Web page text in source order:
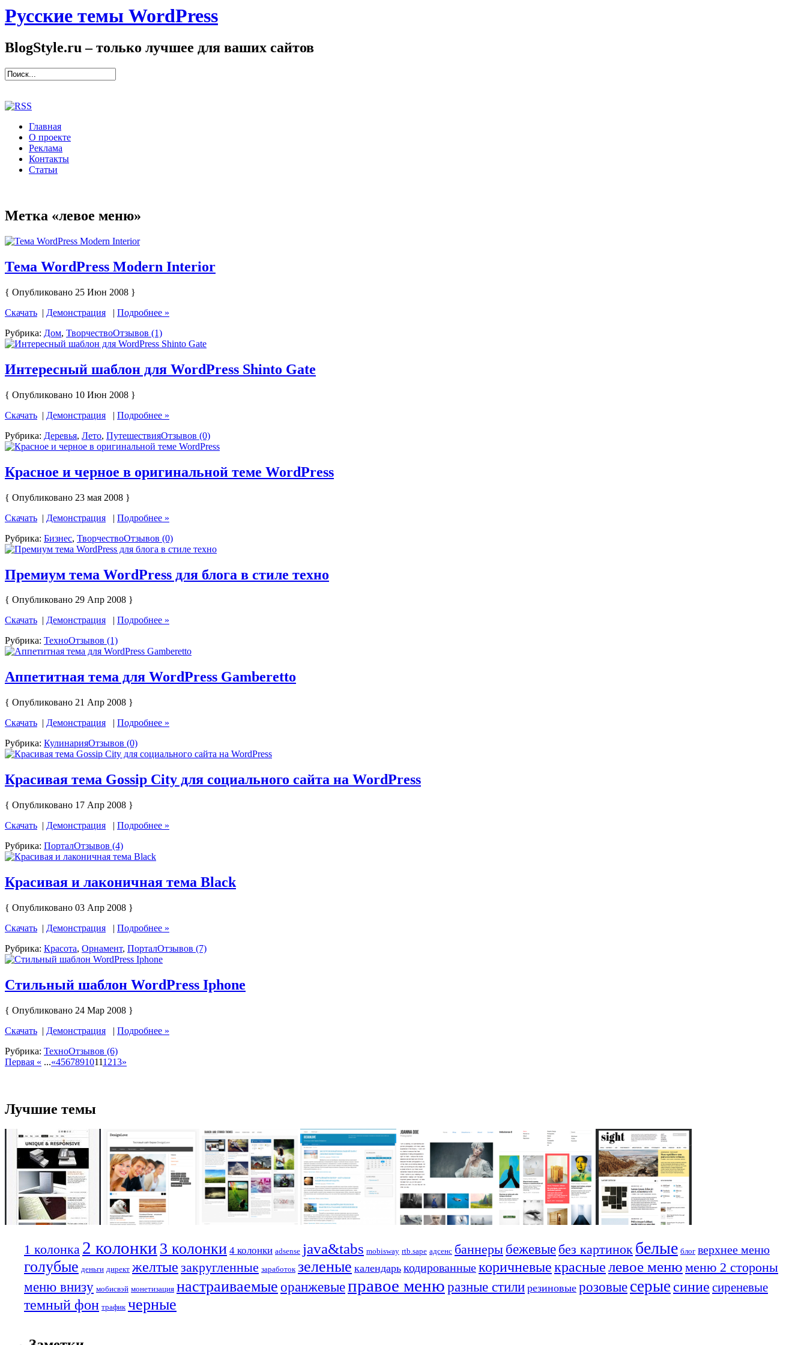
Русские темы WordPress
BlogStyle.ru – только лучшее для ваших сайтов
Главная
О проекте
Реклама
Контакты
Статьи
Метка «левое меню»
Тема WordPress Modern Interior
{ Опубликовано 25 Июн 2008 }
Скачать | Демонстрация | Подробнее »
Рубрика: Дом, ТворчествоОтзывов (1)
Интересный шаблон для WordPress Shinto Gate
{ Опубликовано 10 Июн 2008 }
Скачать | Демонстрация | Подробнее »
Рубрика: Деревья, Лето, ПутешествияОтзывов (0)
Красное и черное в оригинальной теме WordPress
{ Опубликовано 23 мая 2008 }
Скачать | Демонстрация | Подробнее »
Рубрика: Бизнес, ТворчествоОтзывов (0)
Премиум тема WordPress для блога в стиле техно
{ Опубликовано 29 Апр 2008 }
Скачать | Демонстрация | Подробнее »
Рубрика: ТехноОтзывов (1)
Аппетитная тема для WordPress Gamberetto
{ Опубликовано 21 Апр 2008 }
Скачать | Демонстрация | Подробнее »
Рубрика: КулинарияОтзывов (0)
Красивая тема Gossip City для социального сайта на WordPress
{ Опубликовано 17 Апр 2008 }
Скачать | Демонстрация | Подробнее »
Рубрика: ПорталОтзывов (4)
Красивая и лаконичная тема Black
{ Опубликовано 03 Апр 2008 }
Скачать | Демонстрация | Подробнее »
Рубрика: Красота, Орнамент, ПорталОтзывов (7)
Стильный шаблон WordPress Iphone
{ Опубликовано 24 Мар 2008 }
Скачать | Демонстрация | Подробнее »
Рубрика: ТехноОтзывов (6)
Первая « ...«45678910111213»
Лучшие темы
1 колонка 2 колонки 3 колонки 4 колонки adsense java&tabs mobisway rtb.sape адсенс баннеры бежевые без картинок белые блог верхнее меню
голубые деньги директ желтые закругленные заработок зеленые календарь кодированныекоричневыекрасныелевое меню меню 2 стороны
меню внизу мобисвэй монетизация настраиваемыеоранжевыеправое меню разные стили резиновые розовые серые синие сиреневые
темный фон трафик черные